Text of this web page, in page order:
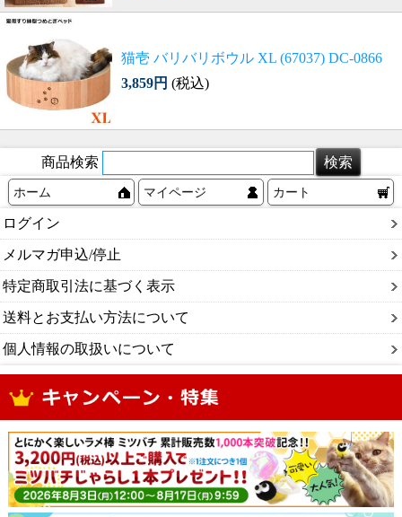
猫壱 バリバリボウル XL (67037) DC-0866
3,859円 (税込)
商品検索
ホーム マイページ カート
ログイン
メルマガ申込/停止
特定商取引法に基づく表示
送料とお支払い方法について
個人情報の取扱いについて